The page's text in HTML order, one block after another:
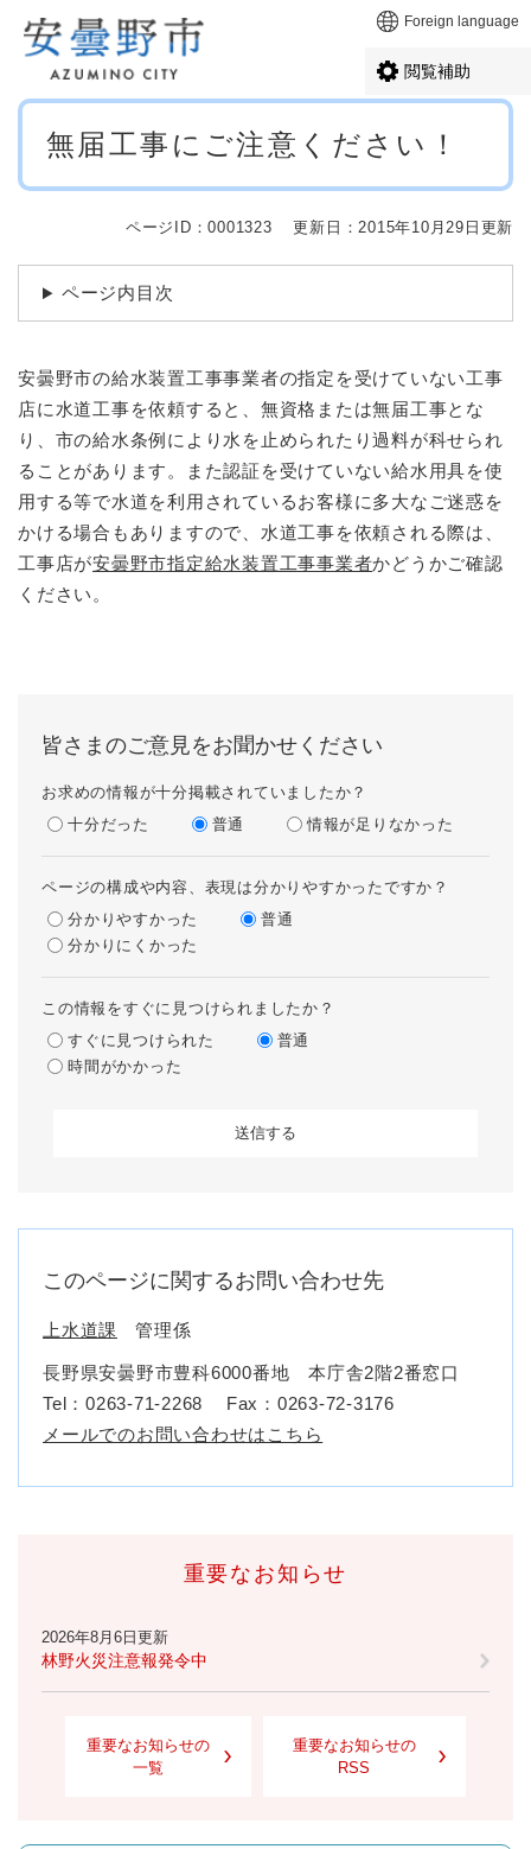
メニューを飛ばして本文へ Foreign language
閲覧補助
本
無届工事にご注意ください！
ページID：0001323 更新日：2015年10月29日更新
ページ内目次
安曇野市の給水装置工事事業者の指定を受けていない工事
店に水道工事を依頼すると、無資格または無届工事とな
り、市の給水条例により水を止められたり過料が科せられ
ることがあります。また認証を受けていない給水用具を使
用する等で水道を利用されているお客様に多大なご迷惑を
かける場合もありますので、水道工事を依頼される際は、
工事店が安曇野市指定給水装置工事事業者かどうかご確認
ください。
皆さまのご意見をお聞かせください
お求めの情報が十分掲載されていましたか？
十分だった
普通 情報が足りなかった
ページの構成や内容、表現は分かりやすかったですか？
分かりやすかった
普通
分かりにくかった
この情報をすぐに見つけられましたか？
すぐに見つけられた
普通
時間がかかった
このページに関するお問い合わせ先
上水道課 管理係
長野県安曇野市豊科6000番地 本庁舎2階2番窓口
Tel：0263-71-2268
Fax：0263-72-3176
メールでのお問い合わせはこちら
重要なお知らせ
2026年8月6日更新
林野火災注意報発令中
重要なお知らせの
一覧
重要なお知らせの
RSS